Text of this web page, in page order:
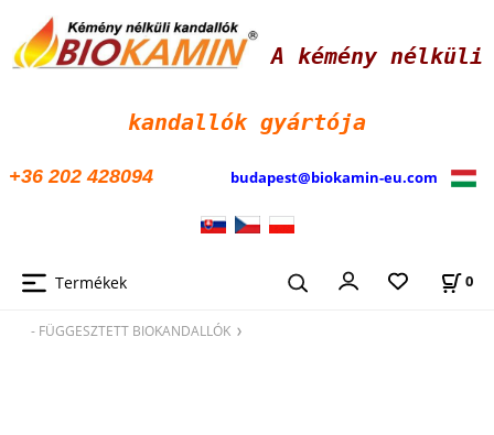
A kémény nélküli
kandallók gyártója
+36 202 428094 budapest@biokamin-eu.com
Termékek 0
- FÜGGESZTETT BIOKANDALLÓK